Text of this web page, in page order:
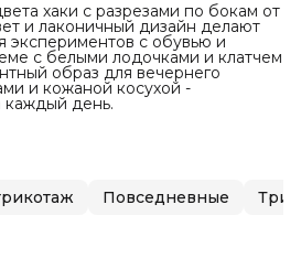
хаки с разрезами по бокам от
и лаконичный дизайн делают
экспериментов с обувью и
с белыми лодочками и клатчем
образ для вечернего
и кожаной косухой -
каждый день.
Повседневные